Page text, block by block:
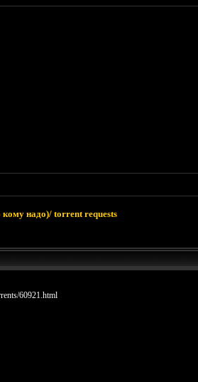
кому надо)/ torrent requests
60921.html